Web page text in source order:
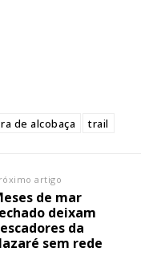
de alcobaça trail
artigo
de mar
deixam
da
sem rede